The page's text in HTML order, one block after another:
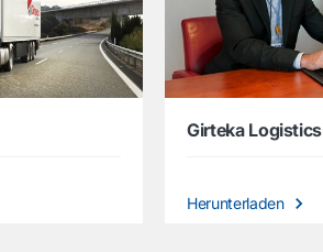
Girteka Logistics
Herunterladen